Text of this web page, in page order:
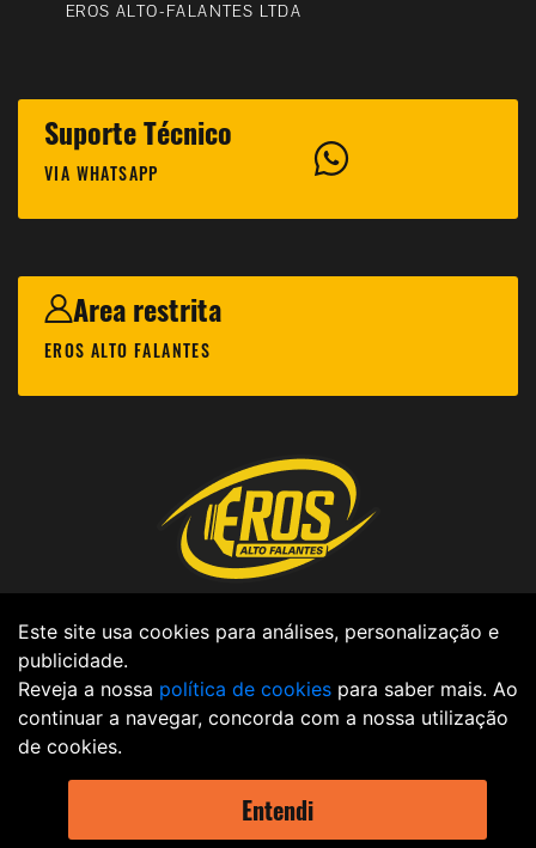
EROS ALTO-FALANTES LTDA
Suporte Técnico
VIA WHATSAPP
Area restrita
EROS ALTO FALANTES
Privacy Policy | Cookies Policy |Code of
Ethics |
Legal Notice | Data policy |
2021 - EROS © Todos os direitos reservados Criação
Este site usa cookies para análises, personalização e
publicidade.
Reveja a nossa política de cookies para saber mais. Ao
continuar a navegar, concorda com a nossa utilização
de cookies.
Entendi